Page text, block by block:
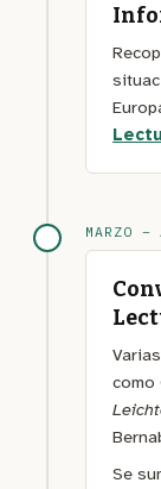
MARZO
como
Se